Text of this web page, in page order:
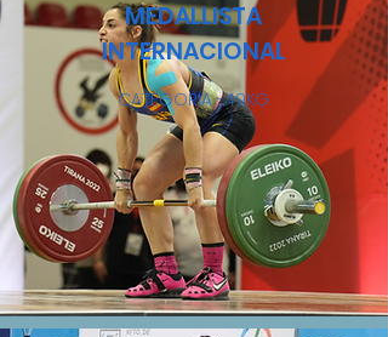
MEDALLISTA
INTERNACIONAL
CATEGORÍA -49KG